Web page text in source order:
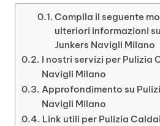
Compila il seguente
ulteriori informazioni
Junkers Navigli Milano
I nostri servizi per Pulizia
Navigli Milano
Approfondimento su
Navigli Milano
Link utili per Pulizia